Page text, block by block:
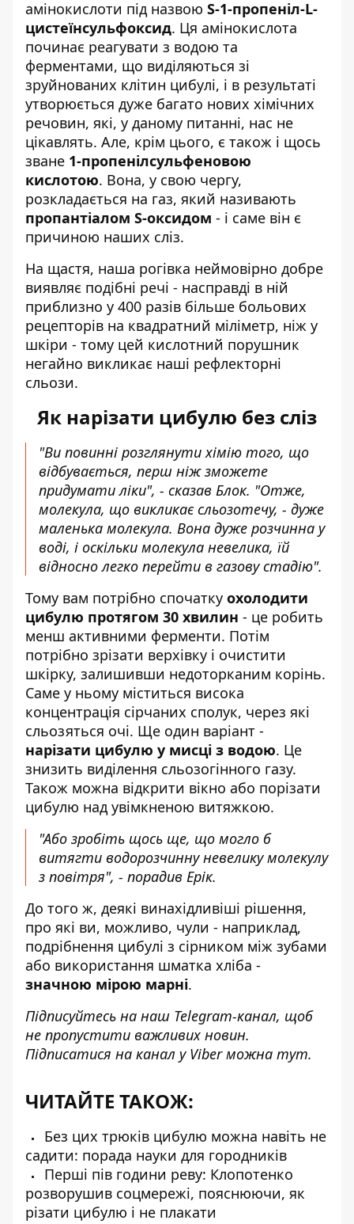
амінокислоти під назвою S-1-пропеніл-L-
цистеїнсульфоксид. Ця амінокислота
починає реагувати з водою та
ферментами, що виділяються зі
зруйнованих клітин цибулі, і в результаті
утворюється дуже багато нових хімічних
речовин, які, у даному питанні, нас не
цікавлять. Але, крім цього, є також і щось
зване 1-пропенілсульфеновою
кислотою. Вона, у свою чергу,
розкладається на газ, який називають
пропантіалом S-оксидом - і саме він є
причиною наших сліз.
На щастя, наша рогівка неймовірно добре
виявляє подібні речі - насправді в ній
приблизно у 400 разів більше больових
рецепторів на квадратний міліметр, ніж у
шкіри - тому цей кислотний порушник
негайно викликає наші рефлекторні
сльози.
Як нарізати цибулю без сліз
"Ви повинні розглянути хімію того, що
відбувається, перш ніж зможете
придумати ліки", - сказав Блок. "Отже,
молекула, що викликає сльозотечу, - дуже
маленька молекула. Вона дуже розчинна у
воді, і оскільки молекула невелика, їй
відносно легко перейти в газову стадію".
Тому вам потрібно спочатку охолодити
цибулю протягом 30 хвилин - це робить
менш активними ферменти. Потім
потрібно зрізати верхівку і очистити
шкірку, залишивши недоторканим корінь.
Саме у ньому міститься висока
концентрація сірчаних сполук, через які
сльозяться очі. Ще один варіант -
нарізати цибулю у мисці з водою. Це
знизить виділення сльозогінного газу.
Також можна відкрити вікно або порізати
цибулю над увімкненою витяжкою.
"Або зробіть щось ще, що могло б
витягти водорозчинну невелику молекулу
з повітря", - порадив Ерік.
До того ж, деякі винахідливіші рішення,
про які ви, можливо, чули - наприклад,
подрібнення цибулі з сірником між зубами
або використання шматка хліба -
значною мірою марні.
Підписуйтесь на наш Telegram-канал, щоб
не пропустити важливих новин.
Підписатися на канал у Viber можна тут.
ЧИТАЙТЕ ТАКОЖ:
Без цих трюків цибулю можна навіть не
садити: порада науки для городників
Перші пів години реву: Клопотенко
розворушив соцмережі, пояснюючи, як
різати цибулю і не плакати